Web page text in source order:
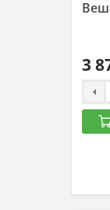
3